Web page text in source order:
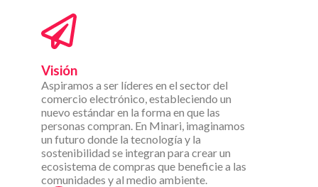
Visión
Aspiramos a ser líderes en el sector del
comercio electrónico, estableciendo un
nuevo estándar en la forma en que las
personas compran. En Minari, imaginamos
un futuro donde la tecnología y la
sostenibilidad se integran para crear un
ecosistema de compras que beneficie a las
comunidades y al medio ambiente.